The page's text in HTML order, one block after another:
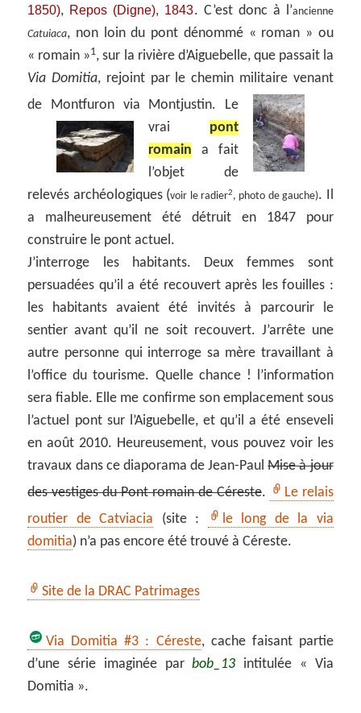
1850), Repos (Digne), 1843. C’est donc à l’ancienne
Catuiaca, non loin du pont dénommé « roman » ou
« romain »1, sur la rivière d’Aiguebelle, que passait la
Via Domitia, rejoint par le chemin militaire venant
de Montfuron via Montjustin. Le
vrai pont
romain a fait
l’objet de
relevés archéologiques (voir le radier2, photo de gauche). Il
a malheureusement été détruit en 1847 pour
construire le pont actuel.
J’interroge les habitants. Deux femmes sont
persuadées qu’il a été recouvert après les fouilles :
les habitants avaient été invités à parcourir le
sentier avant qu’il ne soit recouvert. J’arrête une
autre personne qui interroge sa mère travaillant à
l’office du tourisme. Quelle chance ! l’information
sera fiable. Elle me confirme son emplacement sous
l’actuel pont sur l’Aiguebelle, et qu’il a été enseveli
en août 2010. Heureusement, vous pouvez voir les
travaux dans ce diaporama de Jean-PaulMise à jour
des vestiges du Pont romain de Céreste.
Le relais
routier de Catviacia (site :
le long de la via
domitia) n’a pas encore été trouvé à Céreste.
Site de la DRAC Patrimages
Via Domitia #3 : Céreste, cache faisant partie
d’une série imaginée parbob_13 intitulée « Via
Domitia ».